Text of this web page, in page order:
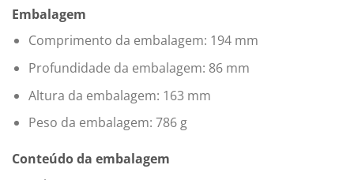
Embalagem
Comprimento da embalagem: 194 mm
Profundidade da embalagem: 86 mm
Altura da embalagem: 163 mm
Peso da embalagem: 786 g
Conteúdo da embalagem